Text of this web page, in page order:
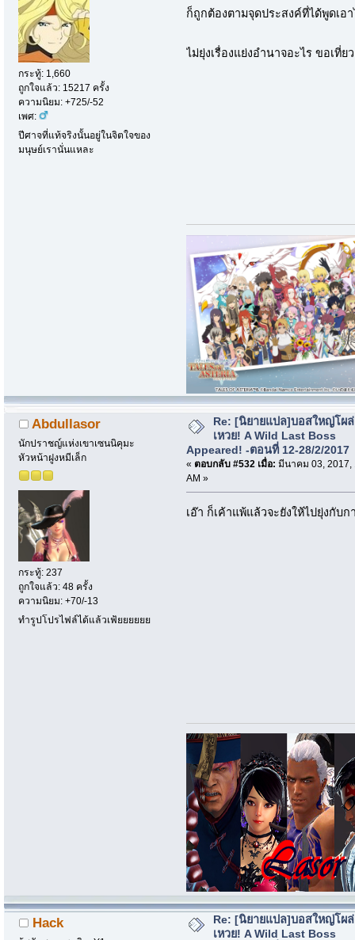
กระทู้: 1,660
ถูกใจแล้ว: 15217 ครั้ง
ความนิยม: +725/-52
เพศ:
ปีศาจที่แท้จริงนั้นอยู่ในจิตใจของ
มนุษย์เรานั่นแหละ
ก็ถูกต้องตามจุดประสงค์ที่ได้พูดเอ
ไม่ยุ่งเรื่องแย่งอำนาจอะไร ขอเที่
Abdullasor
นักปราชญ์แห่งเขาเซนนิคุมะ
หัวหน้าฝูงหมีเล็ก
กระทู้: 237
ถูกใจแล้ว: 48 ครั้ง
ความนิยม: +70/-13
ทำรูปโปรไฟล์ได้แล้วเฟ้ยยยยยย
Re: [นิยายแปล]บอสใหญ่โผ
เหวย! A Wild Last Boss
Appeared! -ตอนที่ 12-28/2/2017
« ตอบกลับ #532 เมื่อ: มีนาคม 03, 2017,
AM »
เอ๊า ก็เค้าแพ้แล้วจะยังให้ไปยุ่งกับ
Hack
Re: [นิยายแปล]บอสใหญ่โผ
เหวย! A Wild Last Boss